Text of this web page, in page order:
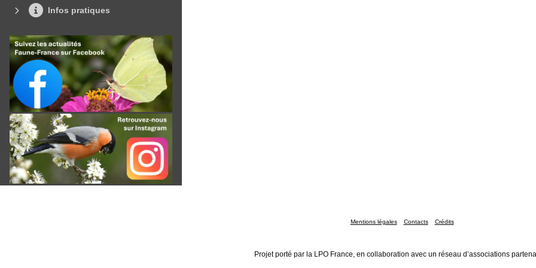
Infos pratiques
Mentions légales Contacts Crédits
Projet porté par la LPO France, en collaboration avec un réseau d’associations